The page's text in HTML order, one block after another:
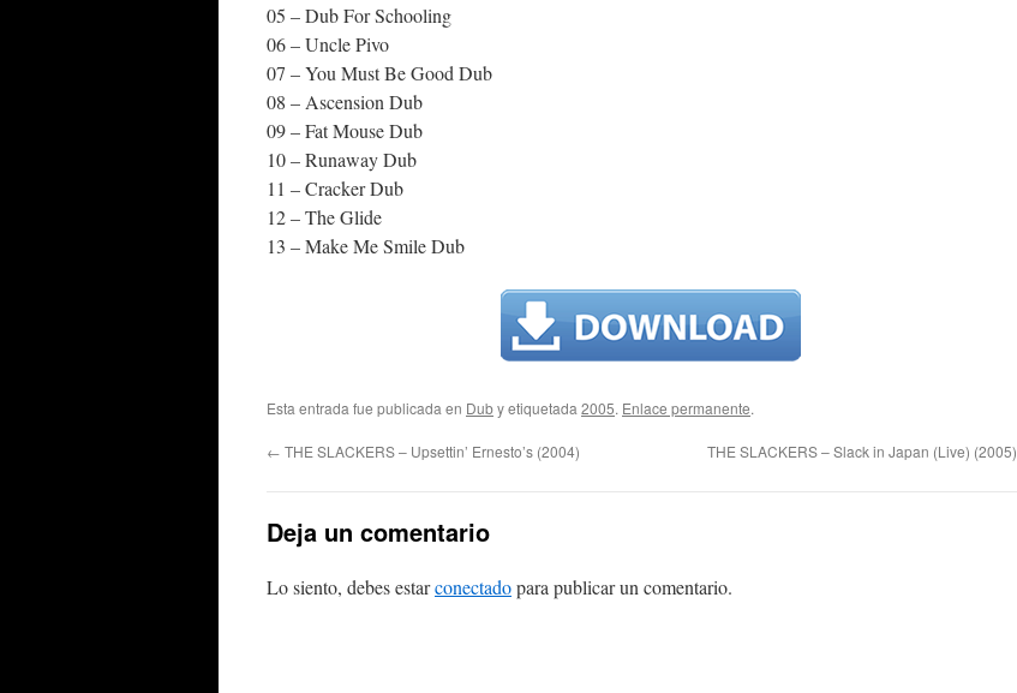
05 – Dub For Schooling
06 – Uncle Pivo
07 – You Must Be Good Dub
08 – Ascension Dub
09 – Fat Mouse Dub
10 – Runaway Dub
11 – Cracker Dub
12 – The Glide
13 – Make Me Smile Dub
Esta entrada fue publicada en Duby etiquetada 2005. Enlace permanente.
← THE SLACKERS – Upsettin’ Ernesto’s (2004) THE SLACKERS – Slack in Japan (Live) (2005)
Deja un comentario
Lo siento, debes estarconectadopara publicar un comentario.